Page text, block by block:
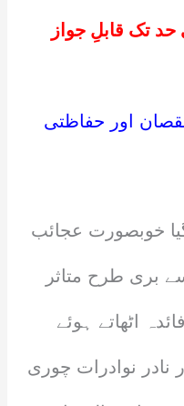
تک قابلِ جواز
اور حفاظتی
خوبصورت عجائب
سے بری طرح متاثر
اٹھاتے ہوئے
نوادرات چوری